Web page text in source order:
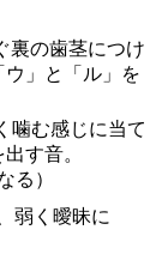
裏の歯茎につけ
」と「ル」を
噛む感じに当て
す音。
る）
弱く曖昧に